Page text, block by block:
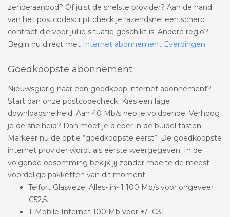
zenderaanbod? Of juist de snelste provider? Aan de hand
van het postcodescript check je razendsnel een scherp
contract die voor jullie situatie geschikt is. Andere regio?
Begin nu direct met Internet abonnement Everdingen.
Goedkoopste abonnement
Nieuwsgierig naar een goedkoop internet abonnement?
Start dan onze postcodecheck. Kies een lage
downloadsnelheid. Aan 40 Mb/s heb je voldoende. Verhoog
je de snelheid? Dan moet je dieper in de buidel tasten.
Markeer nu de optie “goedkoopste eerst”. De goedkoopste
internet provider wordt als eerste weergegeven. In de
volgende opsomming bekijk jij zonder moeite de meest
voordelige pakketten van dit moment.
Telfort Glasvezel Alles- in- 1 100 Mb/s voor ongeveer
€52,5.
T-Mobile Internet 100 Mb voor +/- €31.